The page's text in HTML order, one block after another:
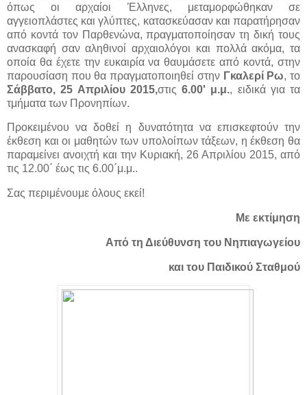
όπως οι αρχαίοι Έλληνες, μεταμορφώθηκαν σε
αγγειοπλάστες και γλύπτες, κατασκεύασαν και παρατήρησαν
από κοντά τον Παρθενώνα, πραγματοποίησαν τη δική τους
ανασκαφή σαν αληθινοί αρχαιολόγοι και πολλά ακόμα, τα
οποία θα έχετε την ευκαιρία να θαυμάσετε από κοντά, στην
παρουσίαση που θα πραγματοποιηθεί στην Γκαλερί Ρω, το
Σάββατο, 25 Απριλίου 2015,στις 6.00' μ.μ., ειδικά για τα
τμήματα των Προνηπίων.
Προκειμένου να δοθεί η δυνατότητα να επισκεφτούν την
έκθεση και οι μαθητών των υπολοίπων τάξεων, η έκθεση θα
παραμείνει ανοιχτή και την Κυριακή, 26 Απριλίου 2015, από
τις 12.00΄ έως τις 6.00΄μ.μ..
Σας περιμένουμε όλους εκεί!
Με εκτίμηση
Από τη Διεύθυνση του Νηπιαγωγείου
και του Παιδικού Σταθμού